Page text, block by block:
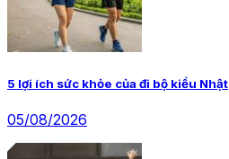
5 lợi ích sức khỏe của đi bộ kiểu Nhật
05/08/2026